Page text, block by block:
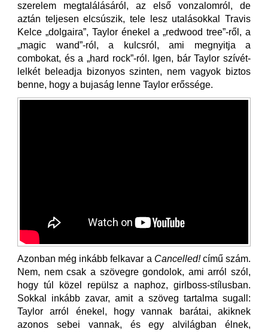
szerelem megtalálásáról, az első vonzalomról, de
aztán teljesen elcsúszik, tele lesz utalásokkal Travis
Kelce „dolgaira”, Taylor énekel a „redwood tree”-ről, a
„magic wand”-ról, a kulcsról, ami megnyitja a
combokat, és a „hard rock”-ról. Igen, bár Taylor szívét-
lelkét beleadja bizonyos szinten, nem vagyok biztos
benne, hogy a bujaság lenne Taylor erőssége.
Azonban még inkább felkavar a Cancelled!című szám.
Nem, nem csak a szövegre gondolok, ami arról szól,
hogy túl közel repülsz a naphoz, girlboss-stílusban.
Sokkal inkább zavar, amit a szöveg tartalma sugall:
Taylor arról énekel, hogy vannak barátai, akiknek
azonos sebei vannak, és egy alvilágban élnek,